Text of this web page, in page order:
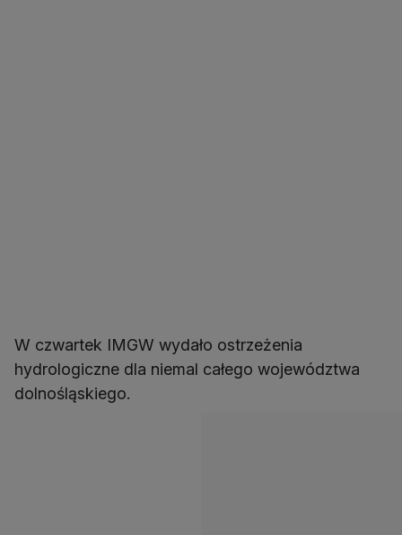
W czwartek IMGW wydało ostrzeżenia
hydrologiczne dla niemal całego województwa
dolnośląskiego.